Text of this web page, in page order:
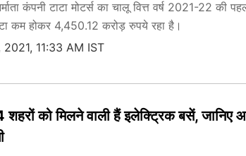
कंपनी टाटा मोटर्स का चालू वित्त वर्ष 2021-22 की
कम होकर 4,450.12 करोड़ रुपये रहा है।
11:33 AM IST
को मिलने वाली हैं इलेक्ट्रिक बसें, जानिए